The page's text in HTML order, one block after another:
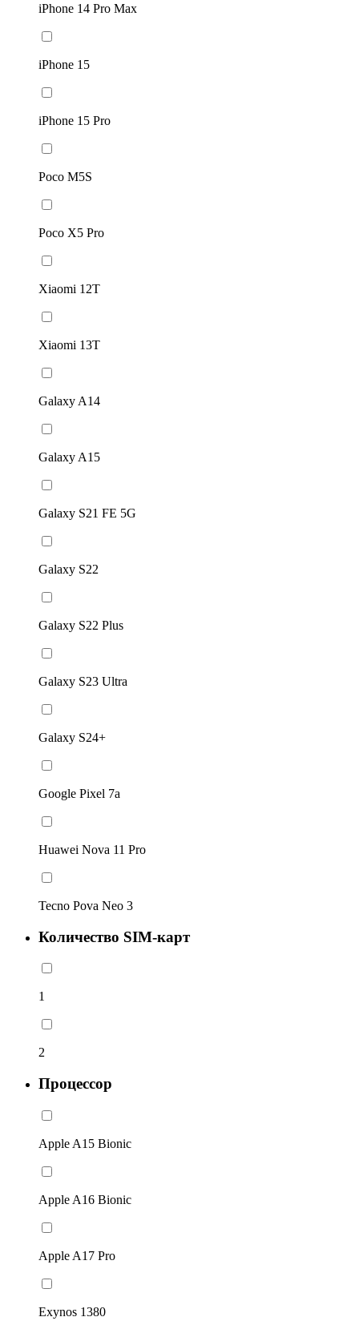
iPhone 14 Pro Max
iPhone 15
iPhone 15 Pro
Poco M5S
Poco X5 Pro
Xiaomi 12T
Xiaomi 13T
Galaxy A14
Galaxy A15
Galaxy S21 FE 5G
Galaxy S22
Galaxy S22 Plus
Galaxy S23 Ultra
Galaxy S24+
Google Pixel 7a
Huawei Nova 11 Pro
Tecno Pova Neo 3
Количество SIM-карт
1
2
Процессор
Apple A15 Bionic
Apple A16 Bionic
Apple A17 Pro
Exynos 1380